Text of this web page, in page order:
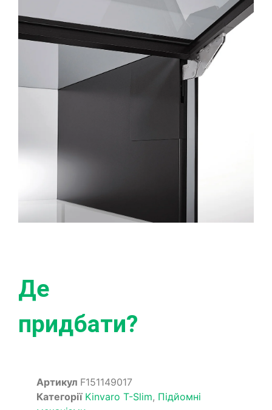
Де
придбати?
Артикул F151149017
Категорії Kinvaro T-Slim, Підйомні